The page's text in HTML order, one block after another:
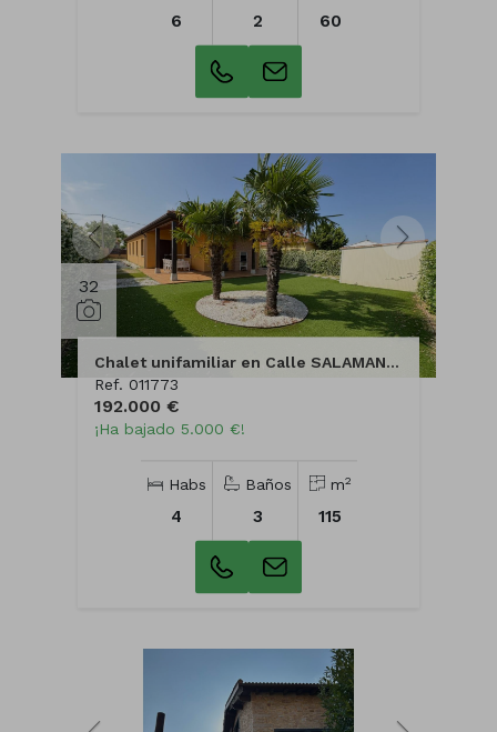
6 2 60
32
Chalet unifamiliar en Calle SALAMANCA
Ref. 011773
192.000 €
¡Ha bajado 5.000 €!
Habs
4
Baños
3
m2
115